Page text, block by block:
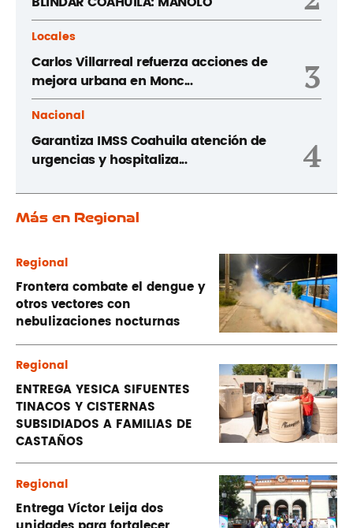
Locales
Carlos Villarreal refuerza acciones de
mejora urbana en Monc...
3
Nacional
Garantiza IMSS Coahuila atención de
urgencias y hospitaliza...
4
Más en Regional
Regional
Frontera combate el dengue y
otros vectores con
nebulizaciones nocturnas
Regional
ENTREGA YESICA SIFUENTES
TINACOS Y CISTERNAS
SUBSIDIADOS A FAMILIAS DE
CASTAÑOS
Regional
Entrega Víctor Leija dos